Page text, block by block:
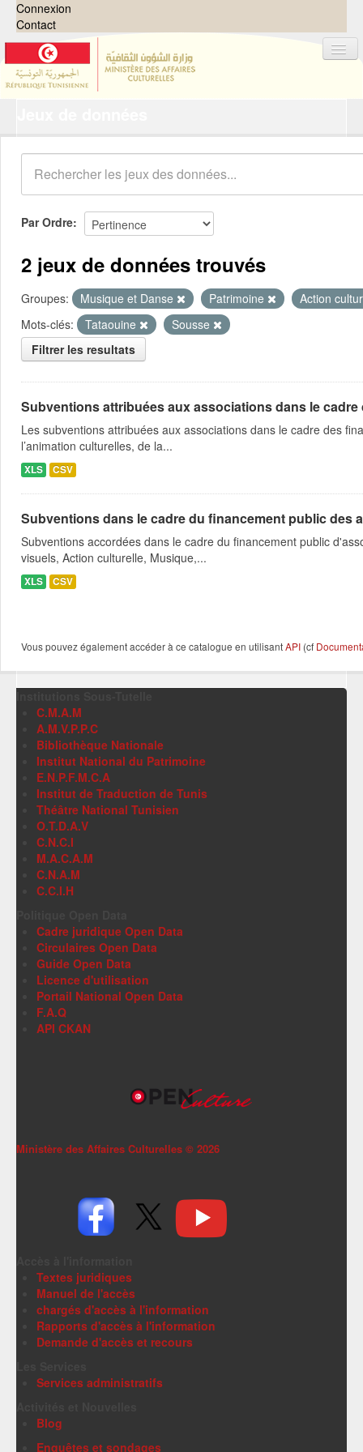
Connexion
Contact
Organisations
Groupes
Demandes 0
À propos
Par Ordre
2 jeux de données trouvés
Groupes: Musique et Danse Patrimoine
Action
Mots-clés:
Tataouine
Sousse
Filtrer les resultats
Subventions attribuées aux associations dans le
Les subventions attribuées aux associations dans le cadre des
l’animation culturelles, de la...
XLS CSV
Subventions dans le cadre du financement public des
Subventions accordées dans le cadre du financement public
visuels, Action culturelle, Musique,...
XLS CSV
Vous pouvez également accéder à ce catalogue en utilisantAPI (cf
C.M.A.M
A.M.V.P.P.C
Bibliothèque Nationale
Institut National du Patrimoine
E.N.P.F.M.C.A
Institut de Traduction de Tunis
Théâtre National Tunisien
O.T.D.A.V
C.N.C.I
M.A.C.A.M
C.N.A.M
C.C.I.H
Cadre juridique Open Data
Circulaires Open Data
Guide Open Data
Licence d'utilisation
Portail National Open Data
F.A.Q
API CKAN
Ministère des Affaires Culturelles © 2026
Textes juridiques
Manuel de l'accès
chargés d'accès à l'information
Rapports d'accès à l'information
Demande d'accès et recours
Services administratifs
Blog
Enquêtes et sondages